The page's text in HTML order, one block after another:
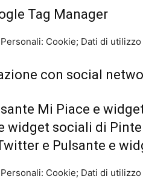
Tag Manager
Cookie; Dati di utilizzo
con social
Mi Piace e
widget sociali di
e Pulsante e
Cookie; Dati di utilizzo